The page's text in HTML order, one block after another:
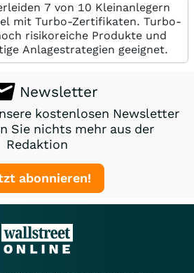
7 von 10 Kleinanlegern
mit Turbo-Zertifikaten. Turbo-
risikoreiche Produkte und
Anlagestrategien geeignet.
Newsletter
kostenlosen Newsletter
Sie nichts mehr aus der
Redaktion
abonnieren!